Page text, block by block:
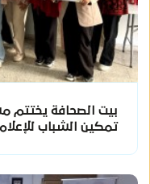
بيت الصحافة يختتم
تمكين الشباب